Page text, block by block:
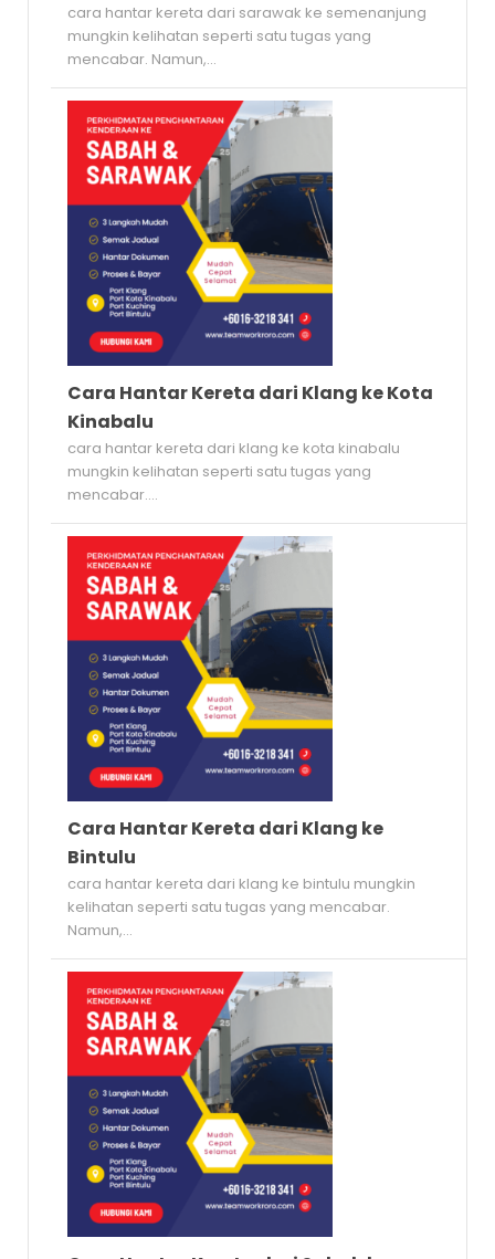
cara hantar kereta dari sarawak ke semenanjung
mungkin kelihatan seperti satu tugas yang
mencabar. Namun,...
Cara Hantar Kereta dari Klang ke Kota
Kinabalu
cara hantar kereta dari klang ke kota kinabalu
mungkin kelihatan seperti satu tugas yang
mencabar....
Cara Hantar Kereta dari Klang ke
Bintulu
cara hantar kereta dari klang ke bintulu mungkin
kelihatan seperti satu tugas yang mencabar.
Namun,...